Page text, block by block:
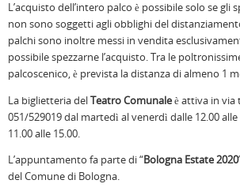
L’acquisto dell’intero palco è possibile solo se
non sono soggetti agli obblighi del
palchi sono inoltre messi in vendita
possibile spezzarne l’acquisto. Tra le
palcoscenico, è prevista la distanza di almeno 1
La biglietteria delTeatro Comunaleè attiva in via
051/529019 dal martedì al venerdì dalle 12.00
11.00 alle 15.00.
L’appuntamento fa parte di “Bologna Estate 2020
del Comune di Bologna.